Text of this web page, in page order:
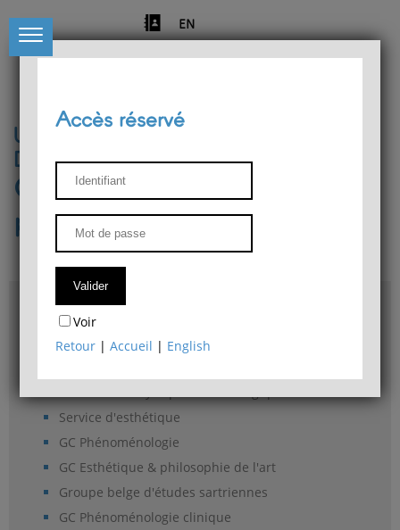
EN
Université de Liège
Département de philosophie
Centre de recherches
phénoménologiques
Accès & plans
Bibliothèque du Département de philosophie
Service d'esthétique
GC Phénoménologie
GC Esthétique & philosophie de l'art
Groupe belge d'études sartriennes
GC Phénoménologie clinique
Accès réservé
Voir
Retour |Accueil | English